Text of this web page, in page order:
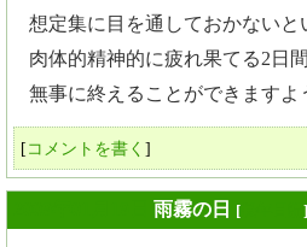
想定集に目を通しておかないと
肉体的精神的に疲れ果てる2日
無事に終えることができますよ
[コメントを書く ]
雨霧の日 [ ]